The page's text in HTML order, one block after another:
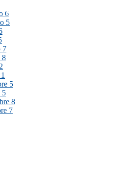
6
5
7
8
2
1
5
5
8
7